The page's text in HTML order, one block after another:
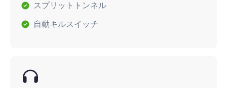
スプリットトンネル
自動キルスイッチ